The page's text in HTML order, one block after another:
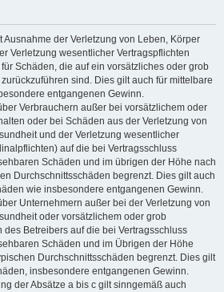
Ausnahme der Verletzung von Leben, Körper
Verletzung wesentlicher Vertragspflichten
Schäden, die auf ein vorsätzliches oder grob
sind. Dies gilt auch für mittelbare
entgangenen Gewinn.
Verbrauchern außer bei vorsätzlichem oder
oder bei Schäden aus der Verletzung von
und der Verletzung wesentlicher
auf die bei Vertragsschluss
Schäden und im übrigen der Höhe nach
Durchschnittsschäden begrenzt. Dies gilt auch
wie insbesondere entgangenen Gewinn.
Unternehmern außer bei der Verletzung von
oder vorsätzlichem oder grob
des Betreibers auf die bei Vertragsschluss
Schäden und im Übrigen der Höhe
Durchschnittsschäden begrenzt. Dies gilt
insbesondere entgangenen Gewinn.
der Absätze a bis c gilt sinngemäß auch